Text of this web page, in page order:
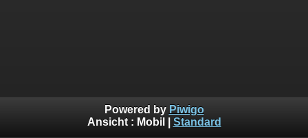
Powered by Piwigo
Ansicht : Mobil Standard